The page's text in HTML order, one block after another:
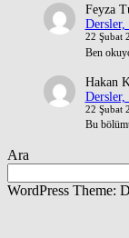
Feyza
22 Şubat
Ben
Hakan
Dersler,
22 Şubat
Bu
Ara
WordPress Theme: